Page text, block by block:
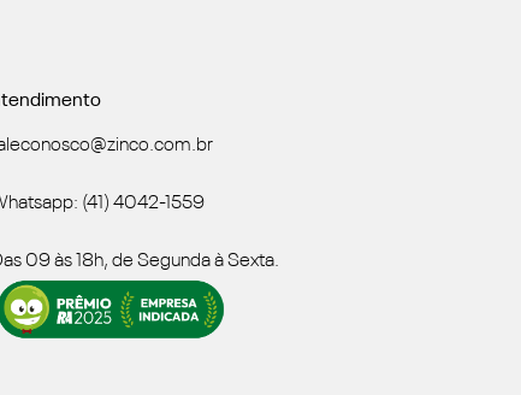
(41) 4042-1559
09 às 18h, de Segunda à Sexta.